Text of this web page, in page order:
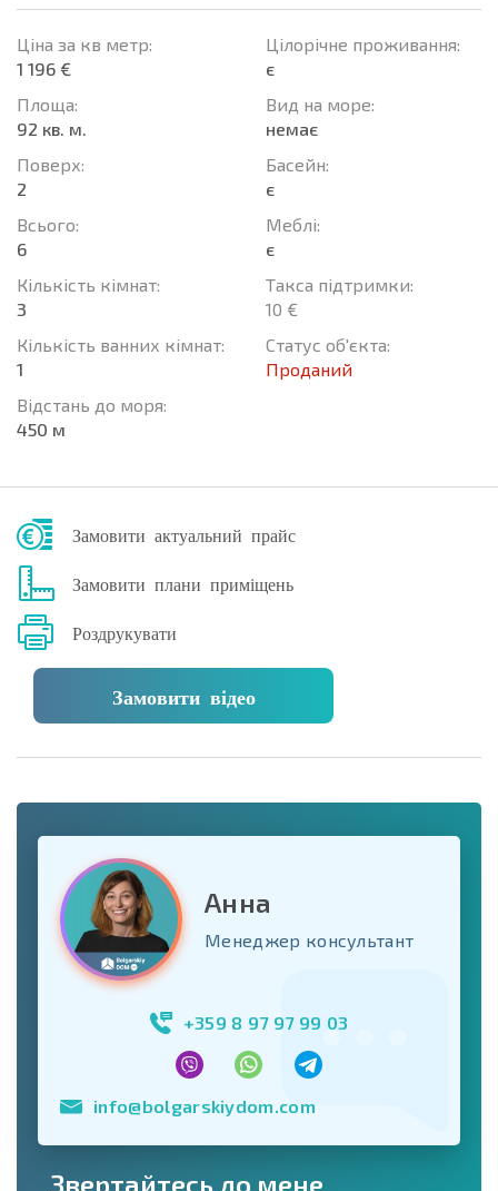
Ціна за кв метр:
1 196 €
Площа:
92 кв. м.
Поверх:
2
Всього:
6
Кількість кімнат:
3
Кількість ванних кімнат:
1
Відстань до моря:
450 м
Цілорічне проживання:
є
Вид на море:
немає
Баcейн:
є
Меблі:
є
Такса підтримки:
10 €
Статус об'єкта:
Проданий
Замовити актуальний прайс
Замовити плани приміщень
Роздрукувати
Замовити відео
Анна
Менеджер консультант
+359 8 97 97 99 03
info@bolgarskiydom.com
Звертайтесь до мене